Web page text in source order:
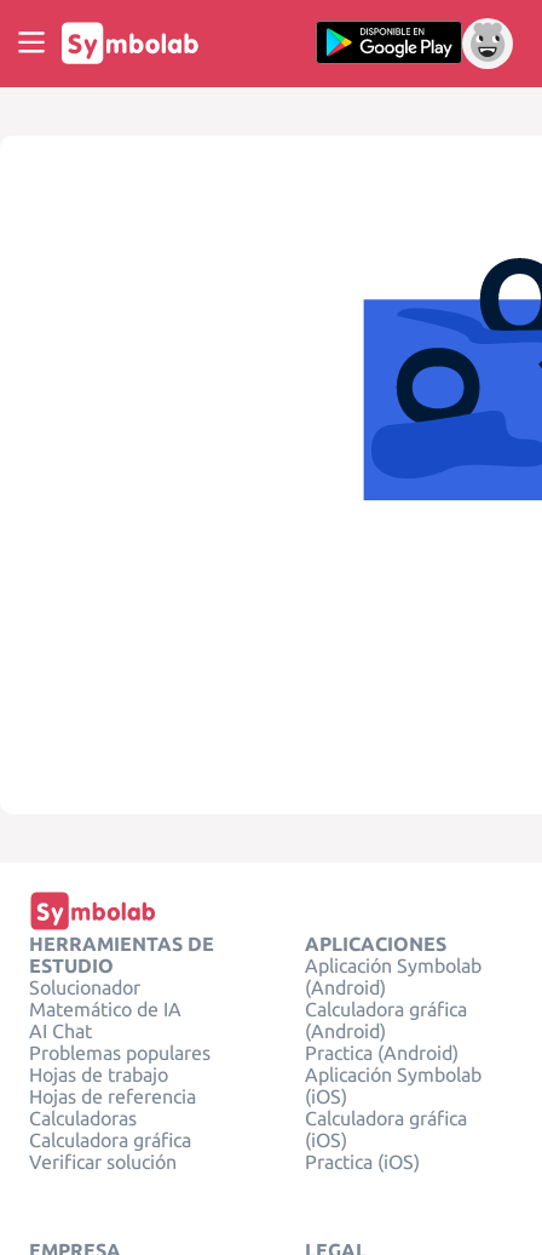
HERRAMIENTAS DE
ESTUDIO
Solucionador
Matemático de IA
AI Chat
Problemas populares
Hojas de trabajo
Hojas de referencia
Calculadoras
Calculadora gráfica
Verificar solución
APLICACIONES
Aplicación Symbolab
(Android)
Calculadora gráfica
(Android)
Practica (Android)
Aplicación Symbolab
(iOS)
Calculadora gráfica
(iOS)
Practica (iOS)